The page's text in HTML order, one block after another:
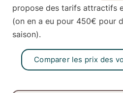
propose des tarifs attractifs
(on en a eu pour 450€ pour
saison).
Comparer les prix des